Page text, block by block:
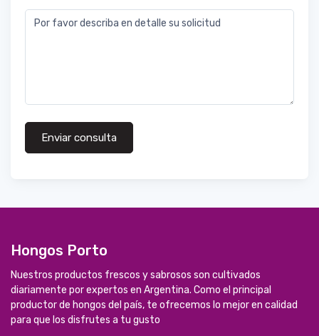
Por favor describa en detalle su solicitud
Enviar consulta
Hongos Porto
Nuestros productos frescos y sabrosos son cultivados
diariamente por expertos en Argentina. Como el principal
productor de hongos del país, te ofrecemos lo mejor en calidad
para que los disfrutes a tu gusto